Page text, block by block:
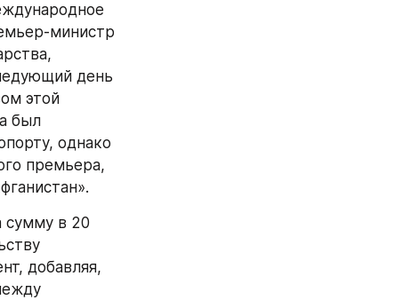
министр
день
этой
был
однако
премьера,
сумму в 20
добавляя,